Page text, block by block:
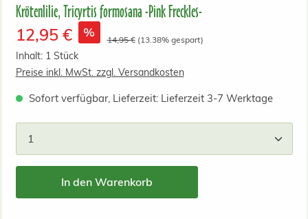
Krötenlilie, Tricyrtis formosana -Pink Freckles-
Verkaufspreis:
12,95 € % Regulärer Preis:
14,95 € (13.38% gespart)
Inhalt: 1 Stück
Preise inkl. MwSt. zzgl. Versandkosten
Sofort verfügbar, Lieferzeit: Lieferzeit 3-7 Werktage
In den Warenkorb